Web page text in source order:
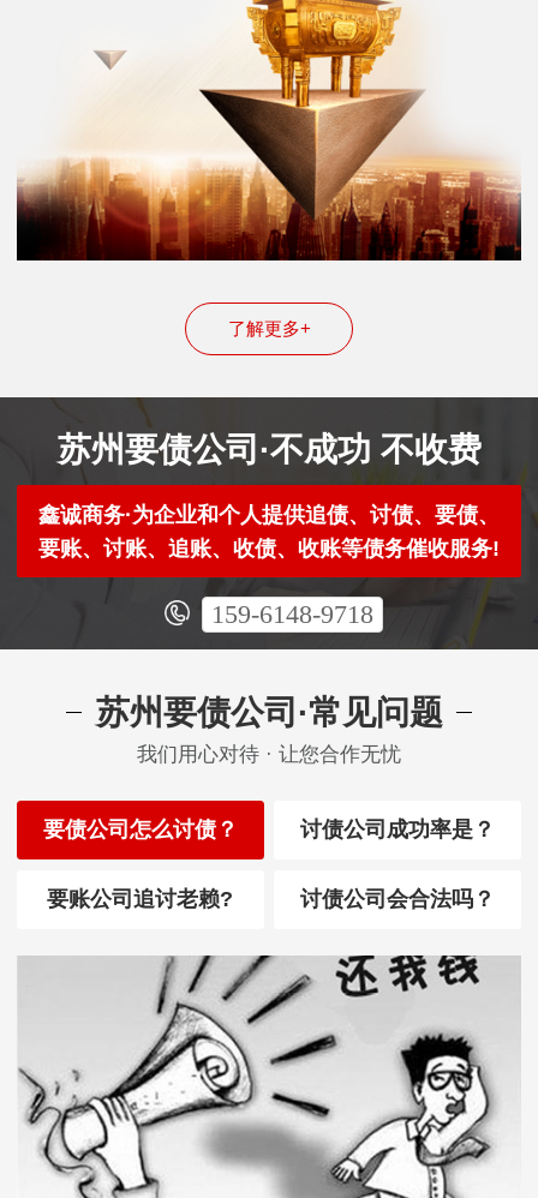
了解更多+
苏州要债公司·不成功 不收费
鑫诚商务·为企业和个人提供追债、讨债、要债、
要账、讨账、追账、收债、收账等债务催收服务!
159-6148-9718
苏州要债公司·常见问题
我们用心对待 · 让您合作无忧
要债公司怎么讨债？ 讨债公司成功率是？
要账公司追讨老赖? 讨债公司会合法吗？